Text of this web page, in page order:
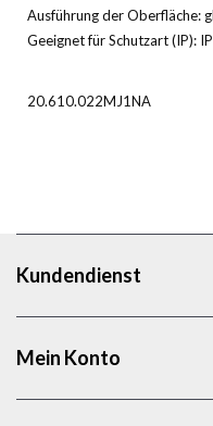
Ausführung der Oberfläche:
Geeignet für Schutzart (IP):
20.610.022MJ1NA
Kundendienst
Mein Konto